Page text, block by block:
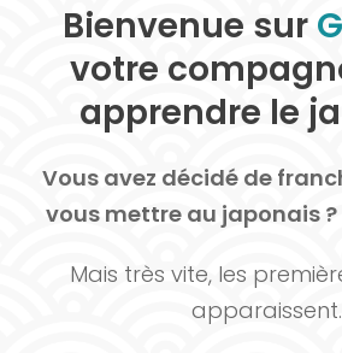
Bienvenue sur
votre
apprendre le
Vous avez décidé de
vous mettre au japonais
Mais très vite, les